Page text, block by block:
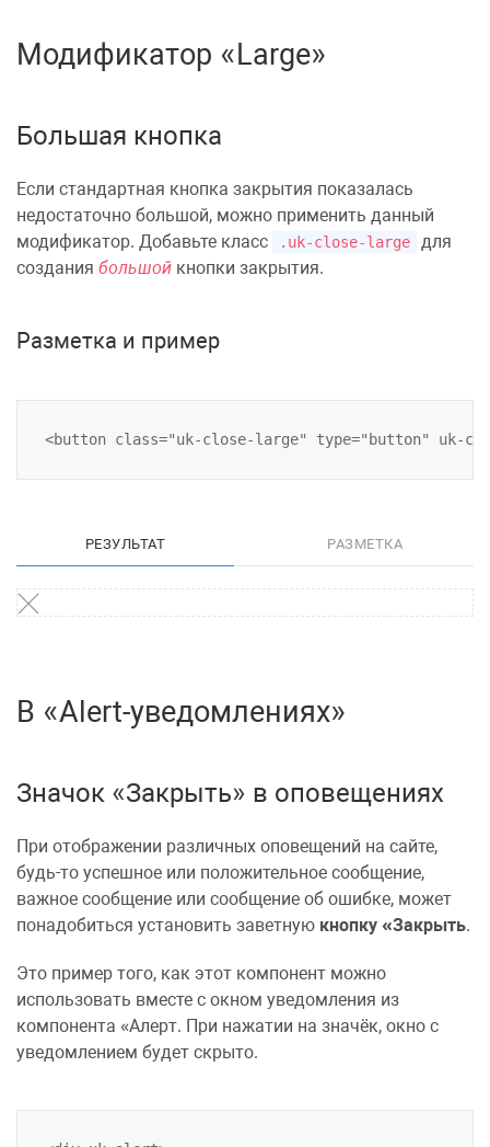
Модификатор «Large»
Большая кнопка
Если стандартная кнопка закрытия показалась
недостаточно большой, можно применить данный
модификатор. Добавьте класс
.uk-close-large
для
создания большой кнопки закрытия.
Разметка и пример
РЕЗУЛЬТАТ РАЗМЕТКА
В «Alert-уведомлениях»
Значок «Закрыть» в оповещениях
При отображении различных оповещений на сайте,
будь-то успешное или положительное сообщение,
важное сообщение или сообщение об ошибке, может
понадобиться установить заветную кнопку Закрыть.
Это пример того, как этот компонент можно
использовать вместе с окном уведомления из
компонента
Алерт. При нажатии на значёк, окно с
уведомлением будет скрыто.